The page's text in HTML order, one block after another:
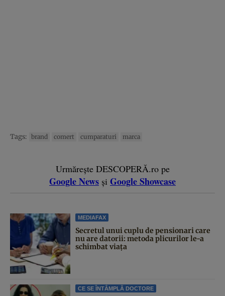
Tags: brand comert cumparaturi marca
Urmărește DESCOPERĂ.ro pe
Google News și Google Showcase
MEDIAFAX
Secretul unui cuplu de pensionari care
nu are datorii: metoda plicurilor le-a
schimbat viața
CE SE ÎNTÂMPLĂ DOCTORE